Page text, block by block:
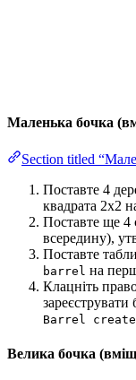
Маленька бочка
Section titled
Поставте 4
квадрата 2x2
Поставте ще 4
всередину),
Поставте
barrel на
Клацніть
зареєструвати
Barrel
Велика бочка